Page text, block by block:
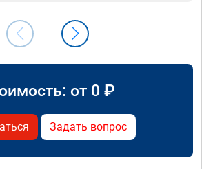
от 0 ₽
Задать вопрос